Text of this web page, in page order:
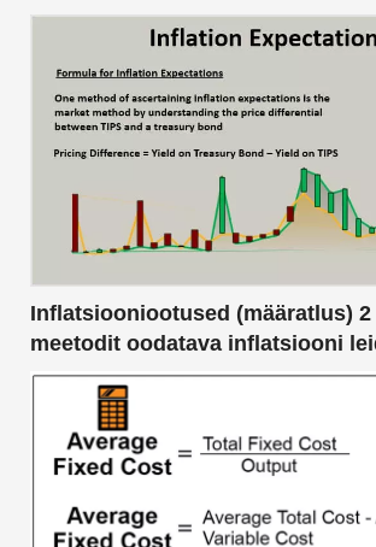
Inflatsiooniootused (määratlus)
meetodit oodatava inflatsiooni